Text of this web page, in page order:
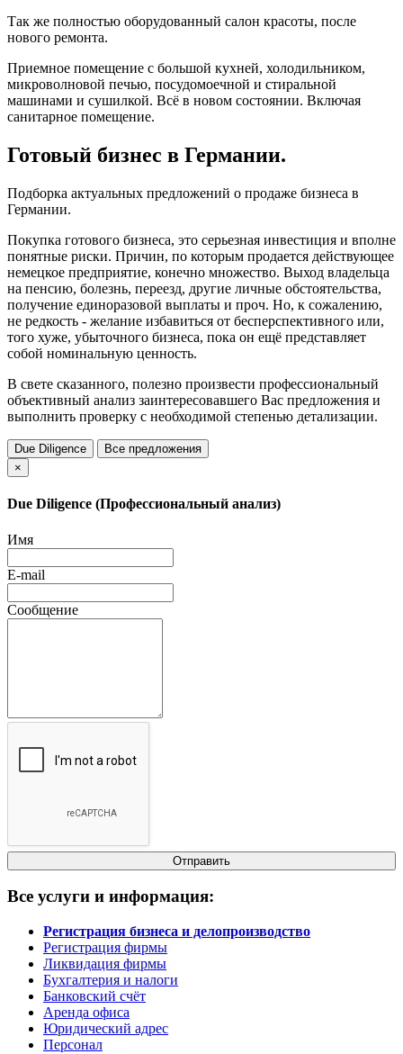
Так же полностью оборудованный салон красоты, после
нового ремонта.
Приемное помещение с большой кухней, холодильником,
микроволновой печью, посудомоечной и стиральной
машинами и сушилкой. Всё в новом состоянии. Включая
санитарное помещение.
Готовый бизнес в Германии.
Подборка актуальных предложений о продаже бизнеса в
Германии.
Покупка готового бизнеса, это серьезная инвестиция и вполне
понятные риски. Причин, по которым продается действующее
немецкое предприятие, конечно множество. Выход владельца
на пенсию, болезнь, переезд, другие личные обстоятельства,
получение единоразовой выплаты и проч. Но, к сожалению,
не редкость - желание избавиться от бесперспективного или,
того хуже, убыточного бизнеса, пока он ещё представляет
собой номинальную ценность.
В свете сказанного, полезно произвести профессиональный
объективный анализ заинтересовавшего Вас предложения и
выполнить проверку с необходимой степенью детализации.
Due Diligence
Все предложения
×
Due Diligence (Профессиональный анализ)
Имя
E-mail
Сообщение
Все услуги и информация:
Регистрация бизнеса и делопроизводство
Регистрация фирмы
Ликвидация фирмы
Бухгалтерия и налоги
Банковский счёт
Аренда офиса
Юридический адрес
Персонал